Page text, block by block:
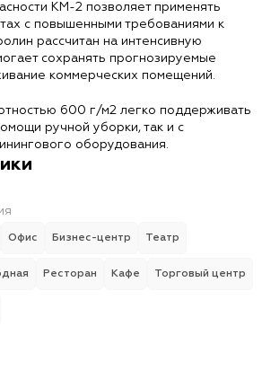
КМ-2 позволяет применять
с повышенными требованиями к
рассчитан на интенсивную
сохранять прогнозируемые
коммерческих помещений.
600 г/м2 легко поддерживать
ручной уборки, так и с
оборудования.
Офис Бизнес-центр Театр
Ресторан Кафе Торговый центр